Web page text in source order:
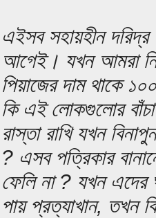
এইসব সহায়হীন
আগেই। যখন আমরা
পিয়াজের দাম থাকে
কি এই লোকগুলোর
রাস্তা রাখি যখন
? এসব পত্রিকার
ফেলি না ? যখন এদের
পায় প্রত্যাখান, তখন